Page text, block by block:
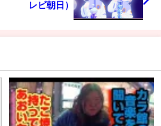
レビ朝日）